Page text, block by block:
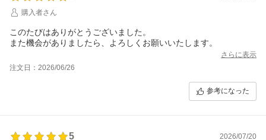
購入者さん
このたびはありがとうございました。
また機会がありましたら、よろしくお願いいたします。
さらに表示
注文日：2026/06/26
参考になった
5 2026/07/20